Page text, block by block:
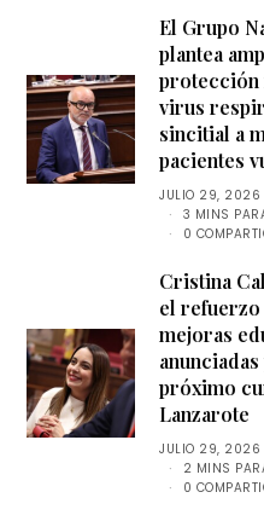
El Grupo
plantea
protección
virus
sincitial a
pacientes
JULIO 29, 2026
3 MINS
0
Cristina
el refuerzo
mejoras
próximo
Lanzarote
JULIO 29, 2026
2 MINS
0